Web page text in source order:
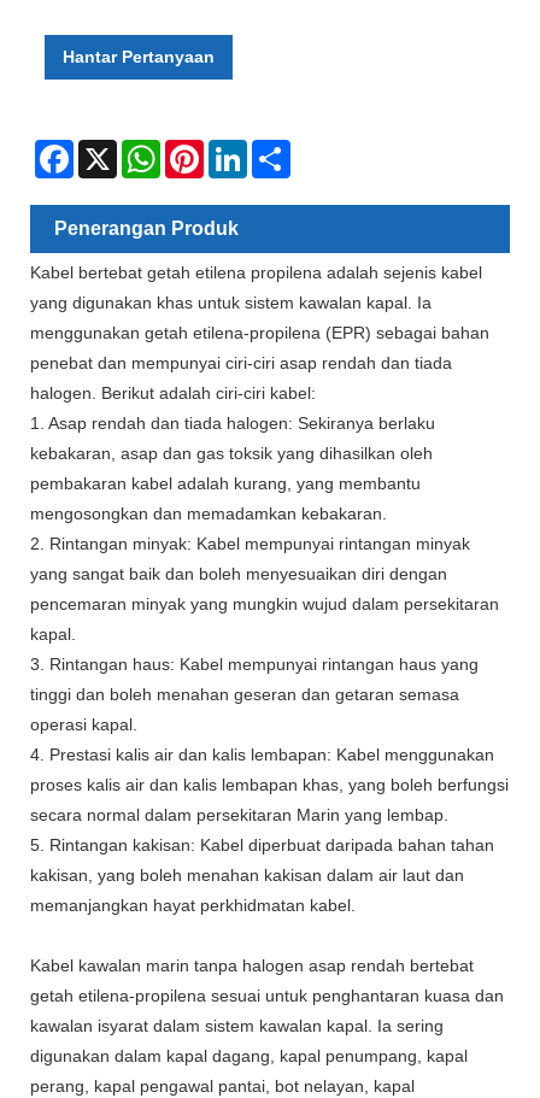
Hantar Pertanyaan
Facebook
X WhatsAppPinterestLinkedIn
Penerangan Produk
Kabel bertebat getah etilena propilena adalah sejenis kabel
yang digunakan khas untuk sistem kawalan kapal. Ia
menggunakan getah etilena-propilena (EPR) sebagai bahan
penebat dan mempunyai ciri-ciri asap rendah dan tiada
halogen. Berikut adalah ciri-ciri kabel:
1. Asap rendah dan tiada halogen: Sekiranya berlaku
kebakaran, asap dan gas toksik yang dihasilkan oleh
pembakaran kabel adalah kurang, yang membantu
mengosongkan dan memadamkan kebakaran.
2. Rintangan minyak: Kabel mempunyai rintangan minyak
yang sangat baik dan boleh menyesuaikan diri dengan
pencemaran minyak yang mungkin wujud dalam persekitaran
kapal.
3. Rintangan haus: Kabel mempunyai rintangan haus yang
tinggi dan boleh menahan geseran dan getaran semasa
operasi kapal.
4. Prestasi kalis air dan kalis lembapan: Kabel menggunakan
proses kalis air dan kalis lembapan khas, yang boleh berfungsi
secara normal dalam persekitaran Marin yang lembap.
5. Rintangan kakisan: Kabel diperbuat daripada bahan tahan
kakisan, yang boleh menahan kakisan dalam air laut dan
memanjangkan hayat perkhidmatan kabel.
Kabel kawalan marin tanpa halogen asap rendah bertebat
getah etilena-propilena sesuai untuk penghantaran kuasa dan
kawalan isyarat dalam sistem kawalan kapal. Ia sering
digunakan dalam kapal dagang, kapal penumpang, kapal
perang, kapal pengawal pantai, bot nelayan, kapal